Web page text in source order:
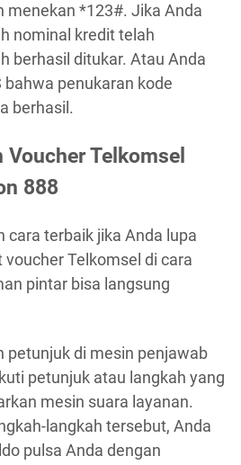
menekan *123#. Jika Anda
nominal kredit telah
berhasil ditukar. Atau Anda
penukaran kode
berhasil.
Telkomsel
888
cara terbaik jika Anda lupa
Telkomsel di cara
pintar bisa langsung
petunjuk di mesin penjawab
petunjuk atau langkah yang
mesin suara layanan.
langkah tersebut, Anda
pulsa Anda dengan